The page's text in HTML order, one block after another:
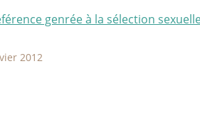
genrée à la sélection
2012